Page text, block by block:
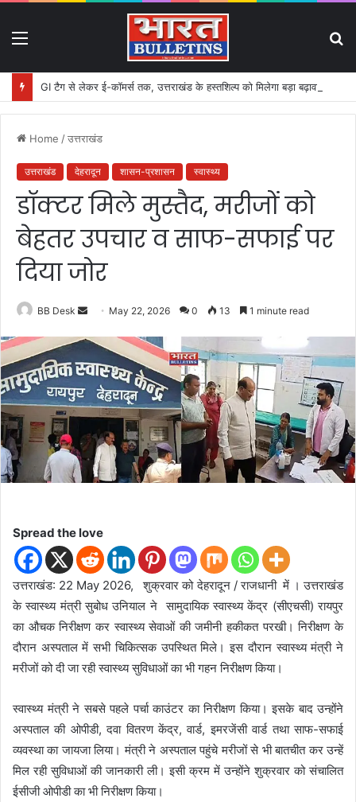
GI टैग से लेकर ई-कॉमर्स तक, उत्तराखंड के हस्तशिल्प को मिलेगा बड़ा बढ़ावा
Home /उत्तराखंड
उत्तराखंड देहरादून शासन-प्रशासन स्वास्थ्य
डॉक्टर मिले मुस्तैद, मरीजों को
बेहतर उपचार व साफ-सफाई पर
दिया जोर
BB Desk
d
n
m
a
i
May 22, 2026 0 13 1 minute read
Spread the love
उत्तराखंड: 22 May 2026, शुक्रवार को देहरादून / राजधानी में । उत्तराखंड
के स्वास्थ्य मंत्री सुबोध उनियाल ने सामुदायिक स्वास्थ्य केंद्र (सीएचसी) रायपुर
का औचक निरीक्षण कर स्वास्थ्य सेवाओं की जमीनी हकीकत परखी। निरीक्षण के
दौरान अस्पताल में सभी चिकित्सक उपस्थित मिले। इस दौरान स्वास्थ्य मंत्री ने
मरीजों को दी जा रही स्वास्थ्य सुविधाओं का भी गहन निरीक्षण किया।
स्वास्थ्य मंत्री ने सबसे पहले पर्चा काउंटर का निरीक्षण किया। इसके बाद उन्होंने
अस्पताल की ओपीडी, दवा वितरण केंद्र, वार्ड, इमरजेंसी वार्ड तथा साफ-सफाई
व्यवस्था का जायजा लिया। मंत्री ने अस्पताल पहुंचे मरीजों से भी बातचीत कर उन्हें
मिल रही सुविधाओं की जानकारी ली। इसी क्रम में उन्होंने शुक्रवार को संचालित
ईसीजी ओपीडी का भी निरीक्षण किया।